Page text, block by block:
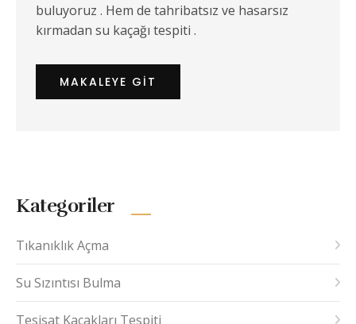
buluyoruz . Hem de tahribatsız ve hasarsız
kırmadan su kaçağı tespiti .
MAKALEYE GIT
Kategoriler
Tıkanıklık Açma
Su Sızıntısı Bulma
Tesisat Kaçakları Tespiti